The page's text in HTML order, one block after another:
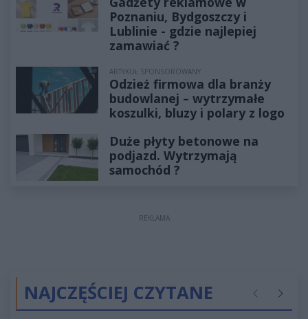
Poznaniu, Bydgoszczy i
Lublinie - gdzie najlepiej
zamawiać ?
ARTYKUŁ SPONSOROWANY
Odzież firmowa dla branży
budowlanej – wytrzymałe
koszulki, bluzy i polary z logo
Duże płyty betonowe na
podjazd. Wytrzymają
samochód ?
REKLAMA
NAJCZĘŚCIEJ CZYTANE Poprzednie